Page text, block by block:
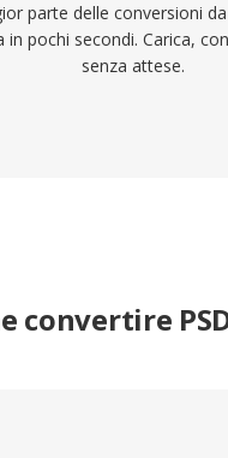
parte delle conversioni da
in pochi secondi. Carica,
senza attese.
convertire